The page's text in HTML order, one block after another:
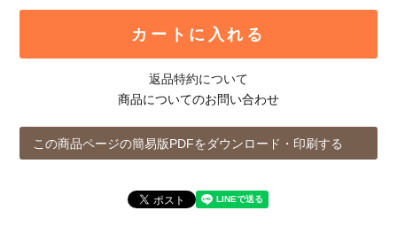
カートに入れる
返品特約について
商品についてのお問い合わせ
この商品ページの簡易版PDFをダウンロード・印刷する